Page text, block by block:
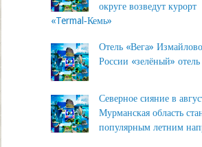
округе возведут курорт
«Termal‑Кемь»
Отель «Вега»
России «зелёный» отель
Северное сияние в
Мурманская область
популярным летним